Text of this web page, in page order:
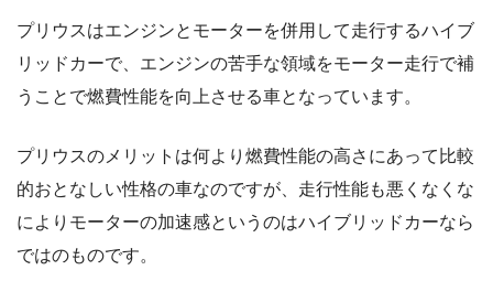
プリウスはエンジンとモーターを併用して走行するハイブ
リッドカーで、エンジンの苦手な領域をモーター走行で補
うことで燃費性能を向上させる車となっています。
プリウスのメリットは何より燃費性能の高さにあって比較
的おとなしい性格の車なのですが、走行性能も悪くなくな
によりモーターの加速感というのはハイブリッドカーなら
ではのものです。